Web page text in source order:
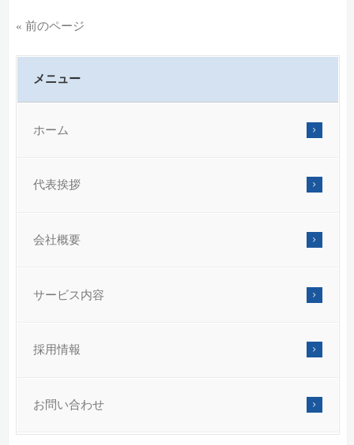
« 前のページ
メニュー
ホーム
代表挨拶
会社概要
サービス内容
採用情報
お問い合わせ